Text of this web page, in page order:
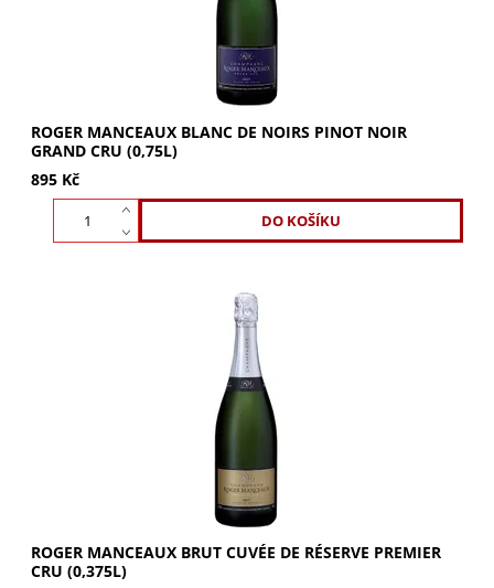
ROGER MANCEAUX BLANC DE NOIRS PINOT NOIR
GRAND CRU (0,75L)
895 Kč
ROGER MANCEAUX Brut Cuvée de Réserve Premier Cru
0,375l. Svěží, elegantní a šťavnatá chuť s tóny jarních
květin a ovoce. Jemný nádech máslových...
ROGER MANCEAUX BRUT CUVÉE DE RÉSERVE PREMIER
CRU (0,375L)